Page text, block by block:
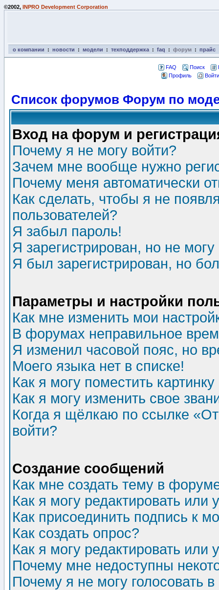
©2002, INPRO Development Corporation
о компании : новости : модели : техподдержка : faq : форум : прайс
FAQ Поиск
Профиль
Список форумов Форум по
Вход на форум и
Почему я не могу войти?
Зачем мне вообще нужно
Почему меня автоматически
Как сделать, чтобы я не
пользователей?
Я забыл пароль!
Я зарегистрирован, но не могу
Я был зарегистрирован, но
Параметры и настройки
Как мне изменить мои
В форумах неправильное
Я изменил часовой пояс, но
Моего языка нет в списке!
Как я могу поместить
Как я могу изменить свое
Когда я щёлкаю по ссылке
войти?
Создание сообщений
Как мне создать тему в
Как я могу редактировать или
Как присоединить подпись к
Как создать опрос?
Как я могу редактировать или
Почему мне недоступны
Почему я не могу голосовать